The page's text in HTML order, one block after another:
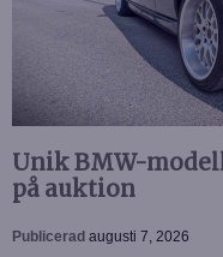
Unik BMW-
på auktion
Publicerad augusti 7, 2026